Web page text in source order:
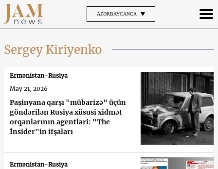
AZƏRBAYCANCA
Sergey Kiriyenko
Paşinyana qarşı "mübarizə" üçün
göndərilən Rusiya xüsusi xidmət
orqanlarının agentləri: "The
İnsider"in ifşaları
Ermənistan-Rusiya
May 21, 2026
Ermənistan-Rusiya